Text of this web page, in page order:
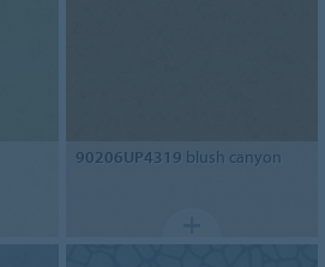
90206UP4319 blush canyon